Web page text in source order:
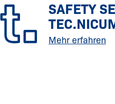
SAFETY
Mehr erfahren